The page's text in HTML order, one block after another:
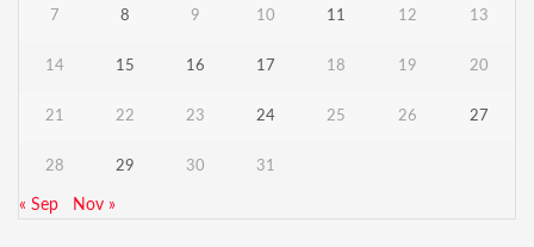
7 8 9 10 11 12 13
14 15 16 17 18 19 20
21 22 23 24 25 26 27
28 29 30 31
« Sep Nov »